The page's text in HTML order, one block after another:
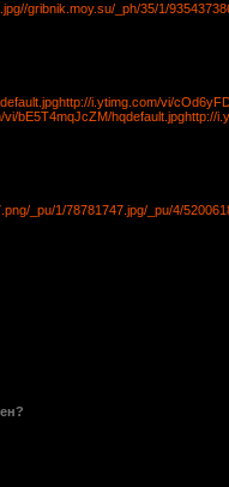
//gribnik.moy.su/_ph/35/1/
http://i.ytimg.com/vi/
vi/bE5T4mqJcZM/hqdefault.jpghttp://
/_pu/1/78781747.jpg/_pu/4/